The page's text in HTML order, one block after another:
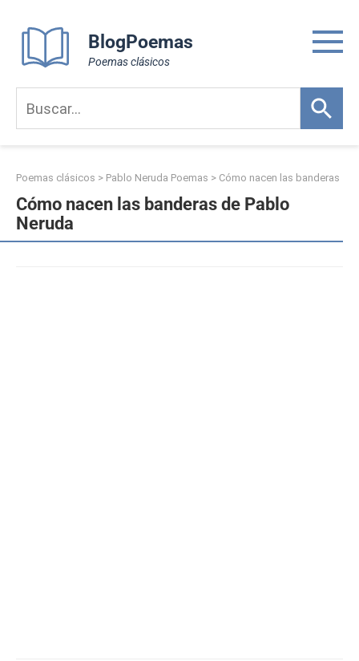
content
BlogPoemas
Poemas clásicos
Poemas clásicos > Pablo Neruda Poemas > Cómo nacen las banderas
Cómo nacen las banderas de Pablo
Neruda